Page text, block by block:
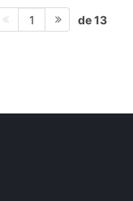
1 de 13